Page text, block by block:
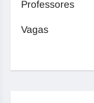
Professores
Vagas